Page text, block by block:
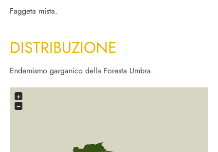
Faggeta mista.
DISTRIBUZIONE
Endemismo garganico della Foresta Umbra.
+
−